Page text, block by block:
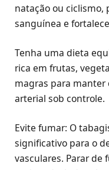
natação ou ciclismo,
sanguínea e
Tenha uma dieta
rica em frutas,
magras para manter
arterial sob controle.
Evite fumar: O
significativo para o
vasculares. Parar